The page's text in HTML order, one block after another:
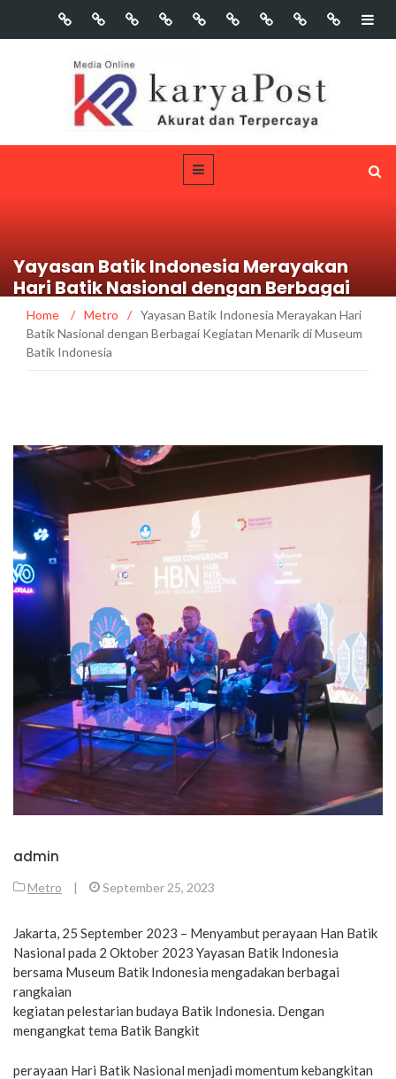
Yayasan Batik Indonesia Merayakan
Hari Batik Nasional dengan Berbagai
Kegiatan Menarik di Museum Batik
Indonesia
Home / Metro / Yayasan Batik Indonesia Merayakan Hari
Batik Nasional dengan Berbagai Kegiatan Menarik di Museum
Batik Indonesia
admin
Metro | September 25, 2023
Jakarta, 25 September 2023 – Menyambut perayaan Han Batik
Nasional pada 2 Oktober 2023 Yayasan Batik Indonesia
bersama Museum Batik Indonesia mengadakan berbagai
rangkaian
kegiatan pelestarian budaya Batik Indonesia. Dengan
mengangkat tema Batik Bangkit
perayaan Hari Batik Nasional menjadi momentum kebangkitan